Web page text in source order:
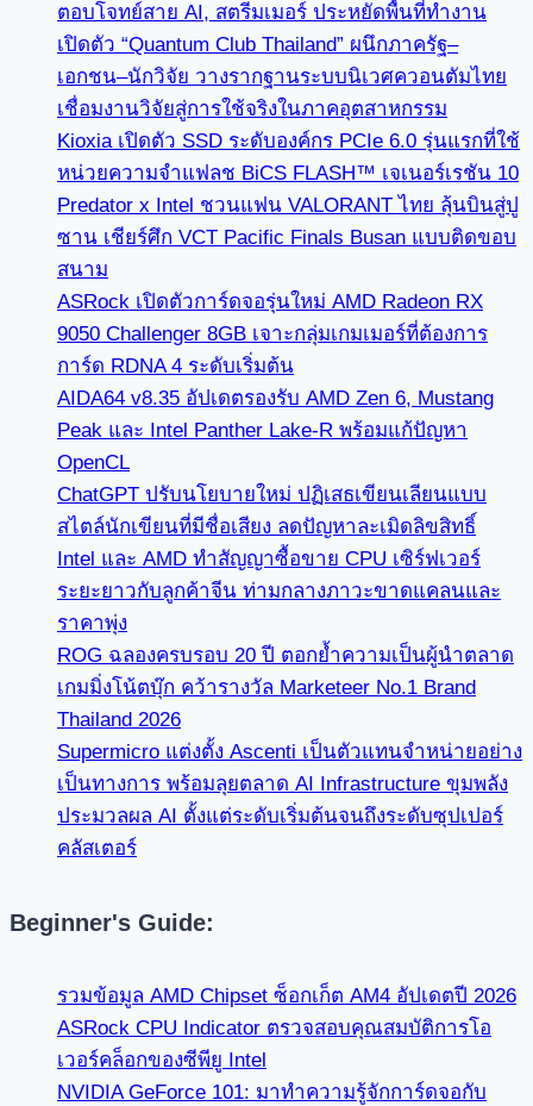
ตอบโจทย์สาย AI, สตรีมเมอร์ ประหยัดพื้นที่ทำงาน
เปิดตัว “Quantum Club Thailand” ผนึกภาครัฐ–
เอกชน–นักวิจัย วางรากฐานระบบนิเวศควอนตัมไทย
เชื่อมงานวิจัยสู่การใช้จริงในภาคอุตสาหกรรม
Kioxia เปิดตัว SSD ระดับองค์กร PCIe 6.0 รุ่นแรกที่ใช้
หน่วยความจำแฟลช BiCS FLASH™ เจเนอร์เรชัน 10
Predator x Intel ชวนแฟน VALORANT ไทย ลุ้นบินสู่ปู
ซาน เชียร์ศึก VCT Pacific Finals Busan แบบติดขอบ
สนาม
ASRock เปิดตัวการ์ดจอรุ่นใหม่ AMD Radeon RX
9050 Challenger 8GB เจาะกลุ่มเกมเมอร์ที่ต้องการ
การ์ด RDNA 4 ระดับเริ่มต้น
AIDA64 v8.35 อัปเดตรองรับ AMD Zen 6, Mustang
Peak และ Intel Panther Lake-R พร้อมแก้ปัญหา
OpenCL
ChatGPT ปรับนโยบายใหม่ ปฏิเสธเขียนเลียนแบบ
สไตล์นักเขียนที่มีชื่อเสียง ลดปัญหาละเมิดลิขสิทธิ์
Intel และ AMD ทำสัญญาซื้อขาย CPU เซิร์ฟเวอร์
ระยะยาวกับลูกค้าจีน ท่ามกลางภาวะขาดแคลนและ
ราคาพุ่ง
ROG ฉลองครบรอบ 20 ปี ตอกย้ำความเป็นผู้นำตลาด
เกมมิ่งโน้ตบุ๊ก คว้ารางวัล Marketeer No.1 Brand
Thailand 2026
Supermicro แต่งตั้ง Ascenti เป็นตัวแทนจำหน่ายอย่าง
เป็นทางการ พร้อมลุยตลาด AI Infrastructure ขุมพลัง
ประมวลผล AI ตั้งแต่ระดับเริ่มต้นจนถึงระดับซุปเปอร์
คลัสเตอร์
Beginner's Guide:
รวมข้อมูล AMD Chipset ซ็อกเก็ต AM4 อัปเดตปี 2026
ASRock CPU Indicator ตรวจสอบคุณสมบัติการโอ
เวอร์คล็อกของซีพียู Intel
NVIDIA GeForce 101: มาทำความรู้จักการ์ดจอกับ